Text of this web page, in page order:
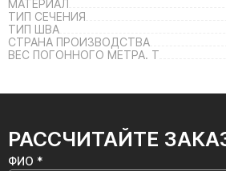
МАТЕРИАЛ
ТИП СЕЧЕНИЯ
ТИП ШВА
СТРАНА ПРОИЗВОДСТВА
ВЕС ПОГОННОГО МЕТРА. Т
РАССЧИТАЙТЕ
ФИО *